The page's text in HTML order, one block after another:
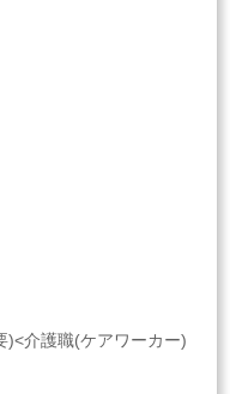
)<介護職(ケアワーカー)